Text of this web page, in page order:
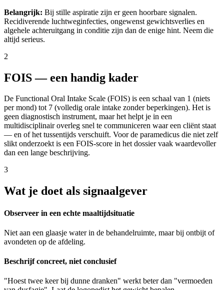
Belangrijk: Bij stille aspiratie zijn er geen hoorbare signalen.
Recidiverende luchtweginfecties, ongewenst gewichtsverlies en
algehele achteruitgang in conditie zijn dan de enige hint. Neem die
altijd serieus.
2
FOIS — een handig kader
De Functional Oral Intake Scale (FOIS) is een schaal van 1 (niets
per mond) tot 7 (volledig orale intake zonder beperkingen). Het is
geen diagnostisch instrument, maar het helpt je in een
multidisciplinair overleg snel te communiceren waar een cliënt staat
— en of het tussentijds verschuift. Voor de paramedicus die niet zelf
slikt onderzoekt is een FOIS-score in het dossier vaak waardevoller
dan een lange beschrijving.
3
Wat je doet als signaalgever
Observeer in een echte maaltijdsituatie
Niet aan een glaasje water in de behandelruimte, maar bij ontbijt of
avondeten op de afdeling.
Beschrijf concreet, niet conclusief
"Hoest twee keer bij dunne dranken" werkt beter dan "vermoeden